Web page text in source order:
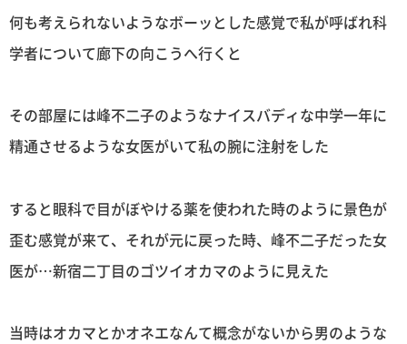
何も考えられないようなボーッとした感覚で私が呼ばれ科
学者について廊下の向こうへ行くと
その部屋には峰不二子のようなナイスバディな中学一年に
精通させるような女医がいて私の腕に注射をした
すると眼科で目がぼやける薬を使われた時のように景色が
歪む感覚が来て、それが元に戻った時、峰不二子だった女
医が…新宿二丁目のゴツイオカマのように見えた
当時はオカマとかオネエなんて概念がないから男のような